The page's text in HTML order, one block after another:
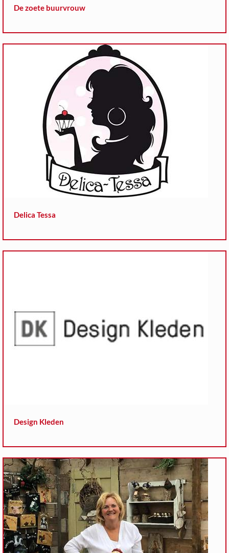
De zoete buurvrouw
Delica Tessa
Design Kleden